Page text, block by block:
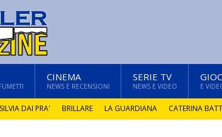
CINEMA
NEWS E RECENSIONI
SERIE TV
NEWS E VIDEO E
SILVIA DAI PRA' BRILLARE LA GUARDIANA CATERINA